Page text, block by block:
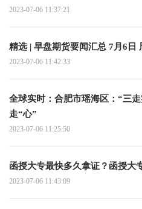
2023-07-06 11:37:21
精选 | 早盘期货要闻汇总 7月6日
2023-07-06 11:42:33
全球实时：合肥市瑶海区：“三
走“心”
2023-07-06 11:25:50
函授大专最快多久拿证？函授大
2023-07-06 11:43:09